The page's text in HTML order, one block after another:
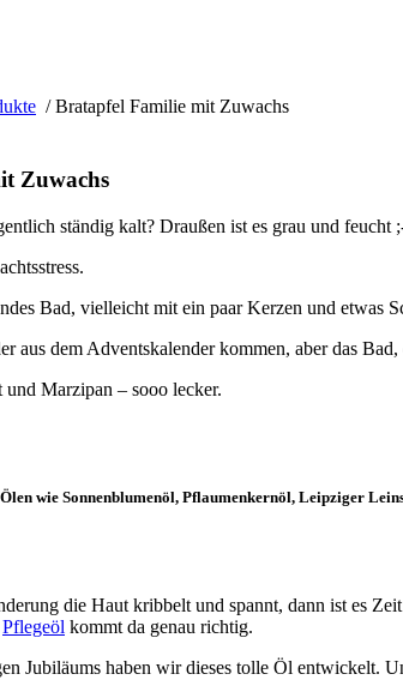
/Bratapfel Familie mit Zuwachs
Zuwachs
ständig kalt? Draußen ist es grau und feucht
Bad, vielleicht mit ein paar Kerzen und etwas
aus dem Adventskalender kommen, aber das
Marzipan – sooo lecker.
wie Sonnenblumenöl, Pflaumenkernöl, Leipziger
die Haut kribbelt und spannt, dann ist es
Pflegeöl kommt da genau richtig.
Jubiläums haben wir dieses tolle Öl entwickelt.